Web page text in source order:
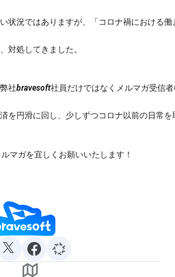
状況ではありますが、「 コロナ禍における働
対処してきました。
弊社bravesoft社員だけではなくメルマガ受信
を円滑に回し、 少しずつコロナ以前の日常
マガを宜しくお願いいたします！